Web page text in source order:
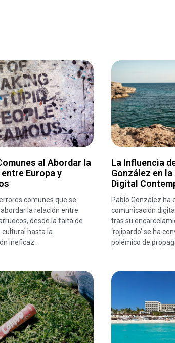
al Abordar la
Europa y
comunes que se
la relación entre
desde la falta de
hasta la
ineficaz.
La Influencia
González en
Digital
Pablo González ha
comunicación
tras su
‘rojipardo’ se ha
polémico de